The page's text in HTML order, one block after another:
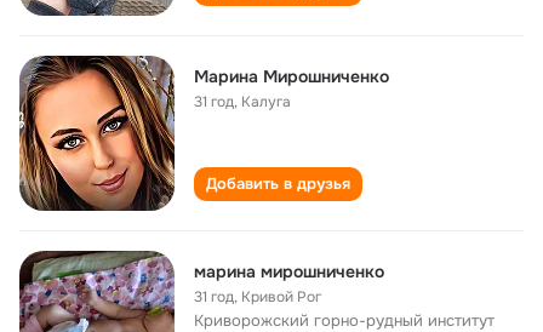
Марина Мирошниченко
31 год, Калуга
Добавить в друзья
марина мирошниченко
31 год, Кривой Рог
Криворожский горно-рудный институт